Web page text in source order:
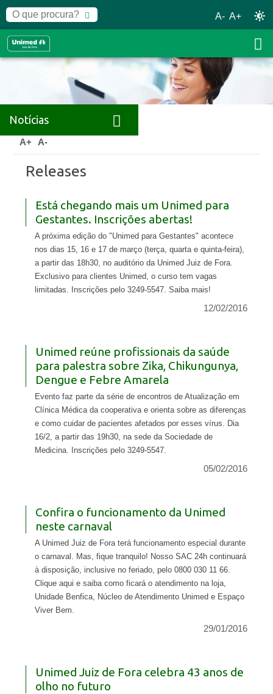
A- A+
Notícias
Home Notícias
A+ A-
Releases
Está chegando mais um Unimed para
Gestantes. Inscrições abertas!
A próxima edição do "Unimed para Gestantes" acontece
nos dias 15, 16 e 17 de março (terça, quarta e quinta-feira),
a partir das 18h30, no auditório da Unimed Juiz de Fora.
Exclusivo para clientes Unimed, o curso tem vagas
limitadas. Inscrições pelo 3249-5547. Saiba mais!
12/02/2016
Unimed reúne profissionais da saúde
para palestra sobre Zika, Chikungunya,
Dengue e Febre Amarela
Evento faz parte da série de encontros de Atualização em
Clínica Médica da cooperativa e orienta sobre as diferenças
e como cuidar de pacientes afetados por esses vírus. Dia
16/2, a partir das 19h30, na sede da Sociedade de
Medicina. Inscrições pelo 3249-5547.
05/02/2016
Confira o funcionamento da Unimed
neste carnaval
A Unimed Juiz de Fora terá funcionamento especial durante
o carnaval. Mas, fique tranquilo! Nosso SAC 24h continuará
à disposição, inclusive no feriado, pelo 0800 030 11 66.
Clique aqui e saiba como ficará o atendimento na loja,
Unidade Benfica, Núcleo de Atendimento Unimed e Espaço
Viver Bem.
29/01/2016
Unimed Juiz de Fora celebra 43 anos de
olho no futuro